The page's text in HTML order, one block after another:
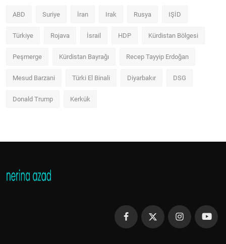
ABD Suriye İran Irak Rusya IŞİD
Türkiye Rojava İsrail HDP Kürdistan Bölgesi
Peşmerge Kürdistan Bayrağı Recep Tayyip Erdoğan
Mesud Barzani Türki El Binali Diyarbakır DSG
Donald Trump Kerkük